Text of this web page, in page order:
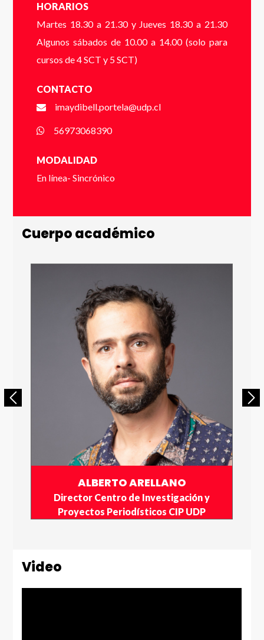
HORARIOS
Martes 18.30 a 21.30 y Jueves 18.30 a 21.30
Algunos sábados de 10.00 a 14.00 (solo para
cursos de 4 SCT y 5 SCT)
CONTACTO
imaydibell.portela@udp.cl
56973068390
MODALIDAD
En línea- Sincrónico
Cuerpo académico
ALBERTO ARELLANO
Director Centro de Investigación y
Proyectos Periodísticos CIP UDP
Video
Dígito verificador (Ej: 2) *
Apellido *
Enviar